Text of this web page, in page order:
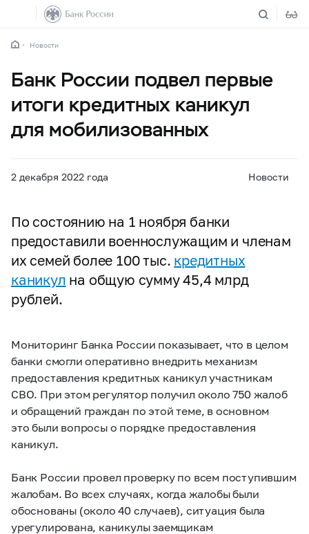
Новости
Банк России подвел первые
итоги кредитных каникул
для мобилизованных
2 декабря 2022 года Новости
По состоянию на 1 ноября банки
предоставили военнослужащим и членам
их семей более 100 тыс. кредитных
каникул на общую сумму 45,4 млрд
рублей.
Мониторинг Банка России показывает, что в целом
банки смогли оперативно внедрить механизм
предоставления кредитных каникул участникам
СВО. При этом регулятор получил около 750 жалоб
и обращений граждан по этой теме, в основном
это были вопросы о порядке предоставления
каникул.
Банк России провел проверку по всем поступившим
жалобам. Во всех случаях, когда жалобы были
обоснованы (около 40 случаев), ситуация была
урегулирована, каникулы заемщикам